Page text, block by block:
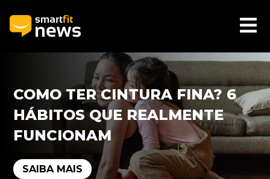
COMO TER CINTURA FINA? 6
HÁBITOS QUE REALMENTE
FUNCIONAM
SAIBA MAIS